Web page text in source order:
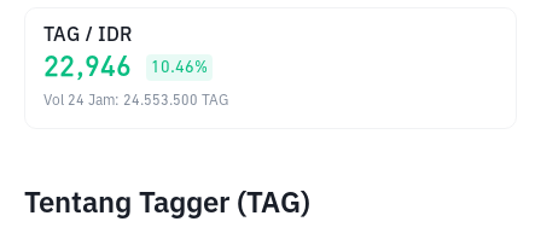
TAG / IDR
22,946 10.46%
Vol 24 Jam: 24.553.500 TAG
Tentang Tagger (TAG)